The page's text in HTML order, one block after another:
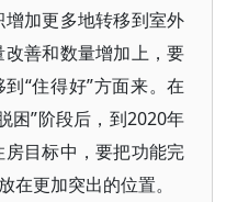
加更多地转移到室外
善和数量增加上，要
“住得好”方面来。在
困”阶段后，到2020年
目标中，要把功能完
在更加突出的位置。